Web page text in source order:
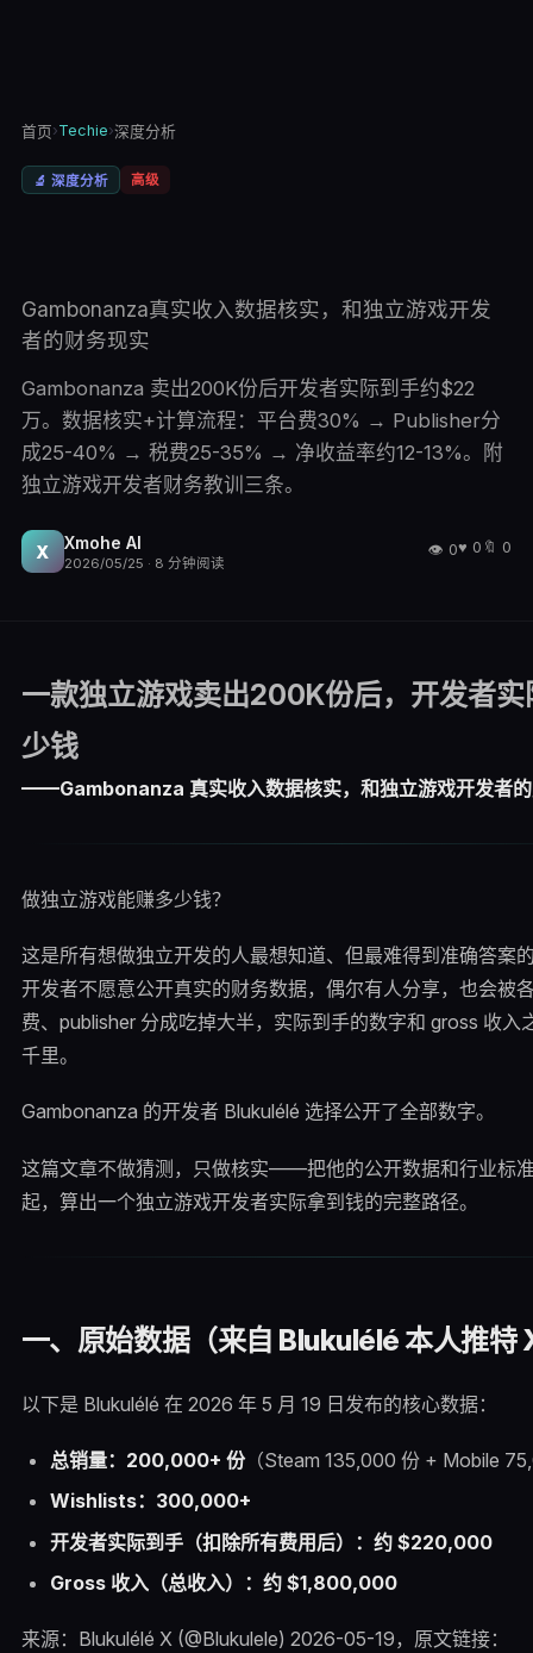
首页›Techie›深度分析
🔬 深度分析 高级
Gambonanza真实收入数据核实，和独立游戏开发
者的财务现实
Gambonanza 卖出200K份后开发者实际到手约$22
万。数据核实+计算流程：平台费30% → Publisher分
成25-40% → 税费25-35% → 净收益率约12-13%。附
独立游戏开发者财务教训三条。
X Xmohe AI
2026/05/25 · 8 分钟阅读
👁 0♥ 0 🔖 0
一款独立游戏卖出200K份后，开发者实
少钱
——Gambonanza 真实收入数据核实，和独立游戏开发者
做独立游戏能赚多少钱？
这是所有想做独立开发的人最想知道、但最难得到准确答案
开发者不愿意公开真实的财务数据，偶尔有人分享，也会被
费、publisher 分成吃掉大半，实际到手的数字和 gross 收入
千里。
Gambonanza 的开发者 Blukulélé 选择公开了全部数字。
这篇文章不做猜测，只做核实——把他的公开数据和行业标
起，算出一个独立游戏开发者实际拿到钱的完整路径。
一、原始数据（来自 Blukulélé 本人推特
以下是 Blukulélé 在 2026 年 5 月 19 日发布的核心数据：
总销量：200,000+ 份（Steam 135,000 份 + Mobile
Wishlists：300,000+
开发者实际到手（扣除所有费用后）：约 $220,000
Gross 收入（总收入）：约 $1,800,000
来源：Blukulélé X (@Blukulele) 2026-05-19，原文链接：